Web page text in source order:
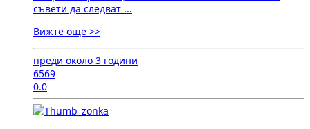
съвети да следват ...
Вижте още >>
преди около 3 години
6569
0.0